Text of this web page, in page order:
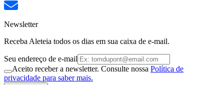
Newsletter
Receba Aleteia todos os dias em sua caixa de e-mail.
Seu endereço de e-mail
Aceito receber a newsletter. Consulte nossa Política de
privacidade para saber mais.